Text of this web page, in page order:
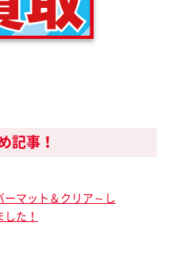
記事！
マット＆クリア～し
た！